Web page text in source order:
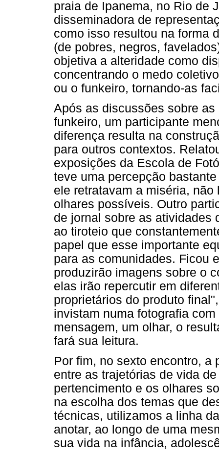
praia de Ipanema, no Rio de
disseminadora de
como isso resultou na forma
(de pobres, negros,
objetiva a alteridade como
concentrando o medo
ou o funkeiro, tornando-as
Após as discussões sobre
funkeiro, um participante
diferença resulta na
para outros contextos.
exposições da Escola de
teve uma percepção
ele retratavam a miséria,
olhares possíveis. Outro
de jornal sobre as atividades
ao tiroteio que
papel que esse importante
para as comunidades. Ficou
produzirão imagens sobre o
elas irão repercutir em
proprietários do produto
invistam numa fotografia
mensagem, um olhar, o
fará sua leitura.
Por fim, no sexto encontro, a
entre as trajetórias de vida
pertencimento e os olhares
na escolha dos temas que
técnicas, utilizamos a linha
anotar, ao longo de uma
sua vida na infância,